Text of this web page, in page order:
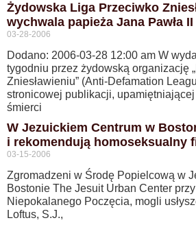
Żydowska Liga Przeciwko
wychwala papieża Jana Pawła II
03-28-2006
Dodano: 2006-03-28 12:00 am W
tygodniu przez żydowską organizację
Zniesławieniu” (Anti-Defamation
stronicowej publikacji,
śmierci
W Jezuickiem Centrum w
i rekomendują homoseksualny
03-15-2006
Zgromadzeni w Środę Popielcową w
Bostonie The Jesuit Urban Center
Niepokalanego Poczęcia, mogli
Loftus, S.J.,